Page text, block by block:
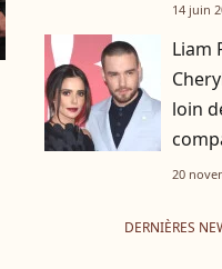
14 juin
Liam
loin
20
DERNIÈRES